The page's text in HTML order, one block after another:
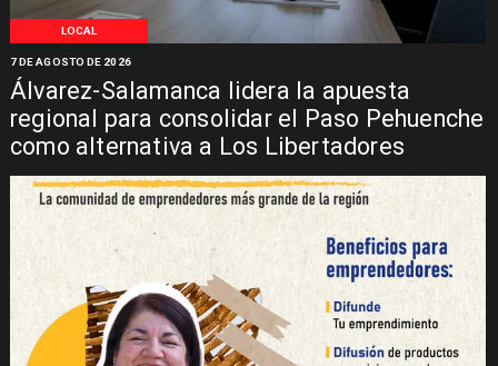
LOCAL
Álvarez-Salamanca lidera la apuesta
regional para consolidar el Paso Pehuenche
como alternativa a Los Libertadores
7 DE AGOSTO DE 2026